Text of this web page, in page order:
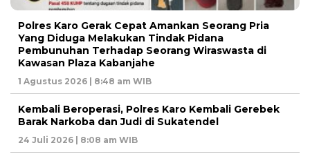
Polres Karo Gerak Cepat Amankan Seorang Pria
Yang Diduga Melakukan Tindak Pidana
Pembunuhan Terhadap Seorang Wiraswasta di
Kawasan Plaza Kabanjahe
1 Agustus 2026 | 8:48 am WIB
Kembali Beroperasi, Polres Karo Kembali Gerebek
Barak Narkoba dan Judi di Sukatendel
24 Juli 2026 | 8:08 am WIB